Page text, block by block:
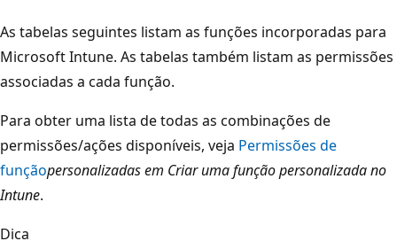
As tabelas seguintes listam as funções incorporadas para
Microsoft Intune. As tabelas também listam as permissões
associadas a cada função.
Para obter uma lista de todas as combinações de
permissões/ações disponíveis, veja Permissões de
funçãopersonalizadas em Criar uma função personalizada no
Intune.
Dica